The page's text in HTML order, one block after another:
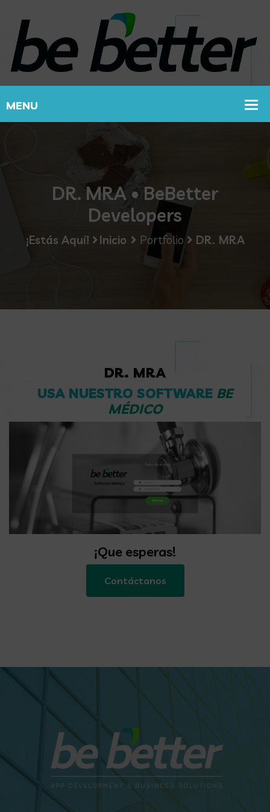
DR. MRA • BeBetter
Developers
¡Estás Aquí! Inicio Portfolio DR. MRA
DR. MRA
USA NUESTRO SOFTWARE BE
MÉDICO
¡Que esperas!
Contáctanos